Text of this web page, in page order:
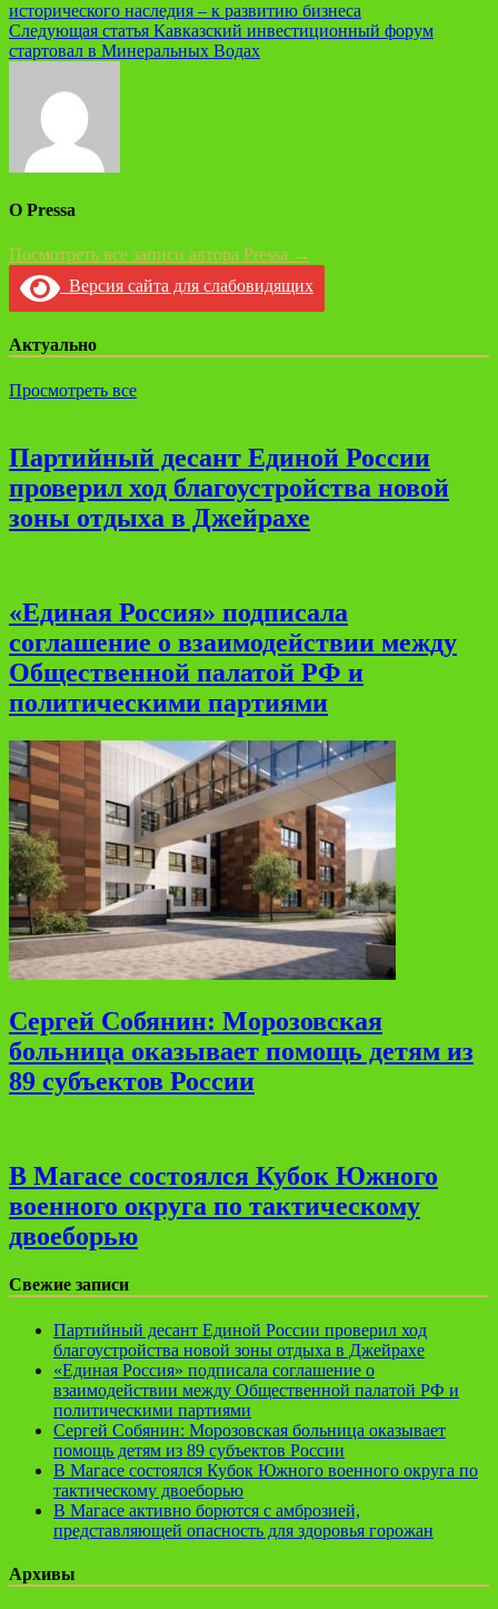
по
записям
исторического наследия – к развитию бизнеса
Следующая статья Кавказский инвестиционный форум
стартовал в Минеральных Водах
О Pressa
Посмотреть все записи автора Pressa →
Версия сайта для слабовидящих
Актуально
Просмотреть все
Партийный десант Единой России
проверил ход благоустройства новой
зоны отдыха в Джейрахе
«Единая Россия» подписала
соглашение о взаимодействии между
Общественной палатой РФ и
политическими партиями
Сергей Собянин: Морозовская
больница оказывает помощь детям из
89 субъектов России
В Магасе состоялся Кубок Южного
военного округа по тактическому
двоеборью
Свежие записи
Партийный десант Единой России проверил ход
благоустройства новой зоны отдыха в Джейрахе
«Единая Россия» подписала соглашение о
взаимодействии между Общественной палатой РФ и
политическими партиями
Сергей Собянин: Морозовская больница оказывает
помощь детям из 89 субъектов России
В Магасе состоялся Кубок Южного военного округа по
тактическому двоеборью
В Магасе активно борются с амброзией,
представляющей опасность для здоровья горожан
Архивы